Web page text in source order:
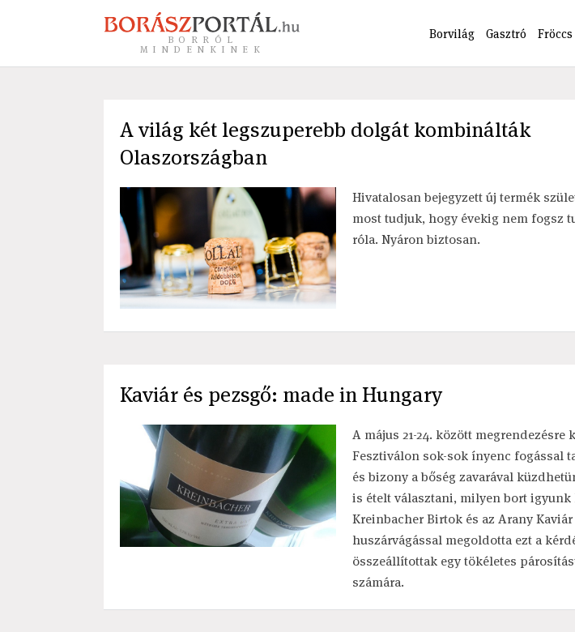
BORRÓL
MINDENKINEK
Borvilág Gasztró Fröccs
A világ két legszuperebb dolgát kombinálták
Olaszországban
Hivatalosan bejegyzett új termék
most tudjuk, hogy évekig nem fogsz
róla. Nyáron biztosan.
Kaviár és pezsgő: made in Hungary
A május 21-24. között megrendezésre
Fesztiválon sok-sok ínyenc fogással
és bizony a bőség zavarával
is ételt választani, milyen bort igyunk
Kreinbacher Birtok és az Arany Kaviár
huszárvágással megoldotta ezt a
összeállítottak egy tökéletes
számára.